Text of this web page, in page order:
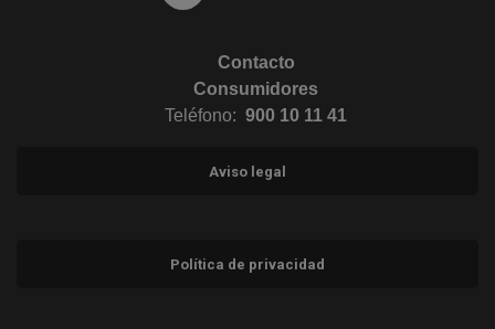
Contacto
Consumidores
Teléfono: 900 10 11 41
Aviso legal
Política de privacidad